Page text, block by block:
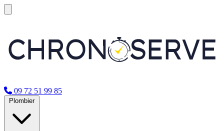
09 72 51 99 85
Plombier